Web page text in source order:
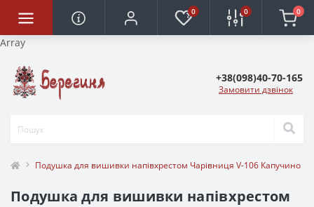
Array
0 0 0
+38(098)40-70-165
Замовити дзвінок
Подушка для вишивки напівхрестом Чарівниця V-106 Капучино
Подушка для вишивки напівхрестом